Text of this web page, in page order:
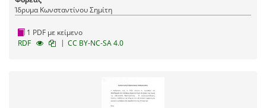
Ίδρυμα Κωνσταντίνου Σημίτη
1 PDF με κείμενο
RDF
| CC BY-NC-SA 4.0